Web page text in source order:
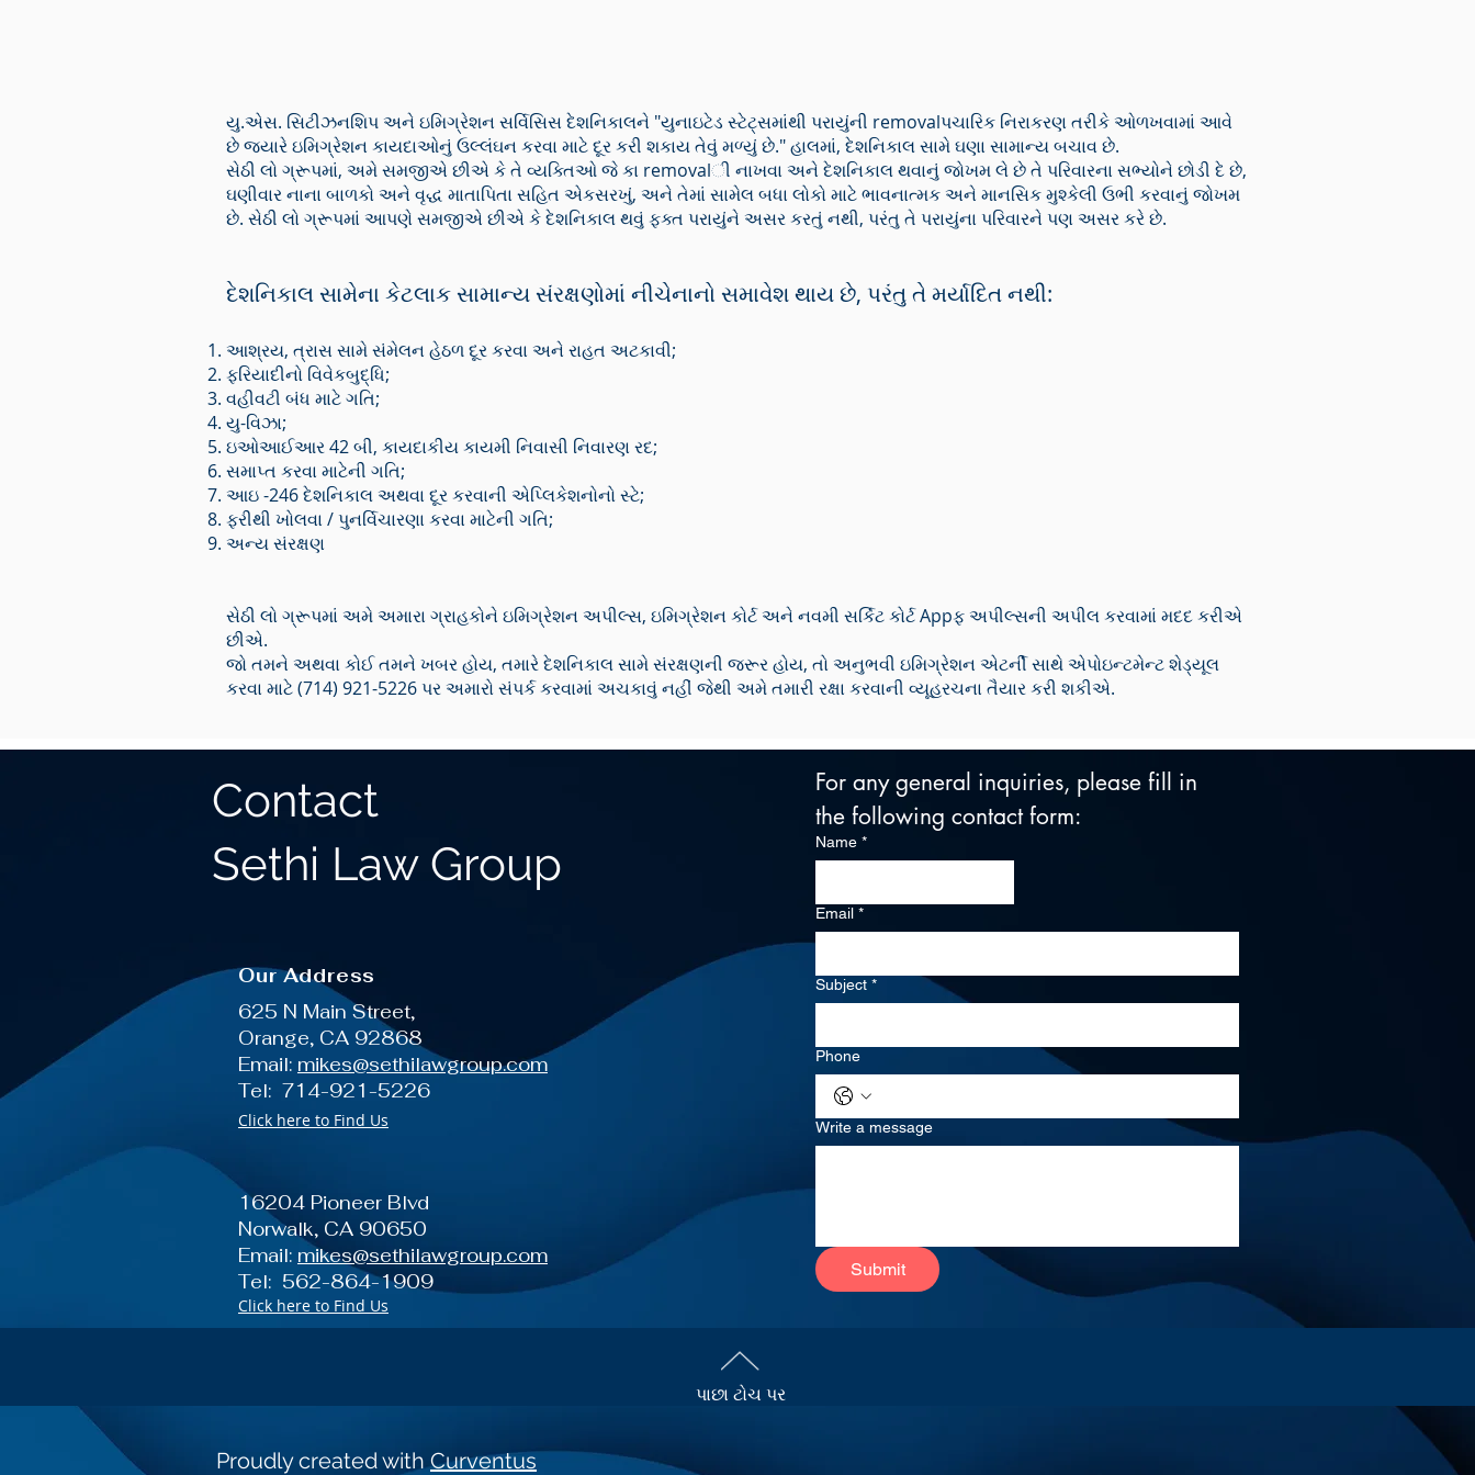
યુ.એસ. સિટીઝનશિપ અને ઇમિગ્રેશન સર્વિસિસ દેશનિકાલને "યુનાઇટેડ સ્ટેટ્સમાંથી પરાયુંની removalપચારિક નિરાકરણ તરીકે ઓળખવામાં આવે
છે જ્યારે ઇમિગ્રેશન કાયદાઓનું ઉલ્લંઘન કરવા માટે દૂર કરી શકાય તેવું મળ્યું છે." હાલમાં, દેશનિકાલ સામે ઘણા સામાન્ય બચાવ છે.
સેઠી લો ગ્રૂપમાં, અમે સમજીએ છીએ કે તે વ્યક્તિઓ જે કા removalી નાખવા અને દેશનિકાલ થવાનું જોખમ લે છે તે પરિવારના સભ્યોને છોડી દે છે,
ઘણીવાર નાના બાળકો અને વૃદ્ધ માતાપિતા સહિત એકસરખું, અને તેમાં સામેલ બધા લોકો માટે ભાવનાત્મક અને માનસિક મુશ્કેલી ઉભી કરવાનું જોખમ
છે. સેઠી લો ગ્રૂપમાં આપણે સમજીએ છીએ કે દેશનિકાલ થવું ફક્ત પરાયુંને અસર કરતું નથી, પરંતુ તે પરાયુંના પરિવારને પણ અસર કરે છે.
દેશનિકાલ સામેના કેટલાક સામાન્ય સંરક્ષણોમાં નીચેનાનો સમાવેશ થાય છે, પરંતુ તે મર્યાદિત નથી:
આશ્રય, ત્રાસ સામે સંમેલન હેઠળ દૂર કરવા અને રાહત અટકાવી;
ફરિયાદીનો વિવેકબુદ્ધિ;
વહીવટી બંધ માટે ગતિ;
યુ-વિઝા;
ઇઓઆઈઆર 42 બી, કાયદાકીય કાયમી નિવાસી નિવારણ રદ;
સમાપ્ત કરવા માટેની ગતિ;
આઇ -246 દેશનિકાલ અથવા દૂર કરવાની એપ્લિકેશનોનો સ્ટે;
ફરીથી ખોલવા / પુનર્વિચારણા કરવા માટેની ગતિ;
અન્ય સંરક્ષણ
સેઠી લો ગ્રૂપમાં અમે અમારા ગ્રાહકોને ઇમિગ્રેશન અપીલ્સ, ઇમિગ્રેશન કોર્ટ અને નવમી સર્કિટ કોર્ટ Appફ અપીલ્સની અપીલ કરવામાં મદદ કરીએ
છીએ.
જો તમને અથવા કોઈ તમને ખબર હોય, તમારે દેશનિકાલ સામે સંરક્ષણની જરૂર હોય, તો અનુભવી ઇમિગ્રેશન એટર્ની સાથે એપોઇન્ટમેન્ટ શેડ્યૂલ
કરવા માટે (714) 921-5226 પર અમારો સંપર્ક કરવામાં અચકાવું નહીં જેથી અમે તમારી રક્ષા કરવાની વ્યૂહરચના તૈયાર કરી શકીએ.
Our Address
625 N Main Street,
Orange, CA 92868
Email: mikes@sethilawgroup.com
Tel: 714-921-5226
For any general inquiries, please fill in
the following contact form:
Name *
Email *
Subject *
Phone
Write a message
Submit
16204 Pioneer Blvd
Norwalk, CA 90650
Email: mikes@sethilawgroup.com
Tel: 562-864-1909
Contact
Sethi Law Group
Click here to Find Us
Click here to Find Us
પાછા ટોચ પર
Proudly created withCurventus